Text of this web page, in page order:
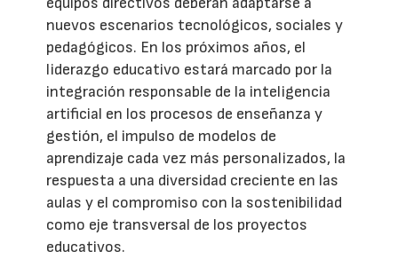
nuevos escenarios tecnológicos, sociales y
pedagógicos. En los próximos años, el
liderazgo educativo estará marcado por la
integración responsable de la inteligencia
artificial en los procesos de enseñanza y
gestión, el impulso de modelos de
aprendizaje cada vez más personalizados, la
respuesta a una diversidad creciente en las
aulas y el compromiso con la sostenibilidad
como eje transversal de los proyectos
educativos.